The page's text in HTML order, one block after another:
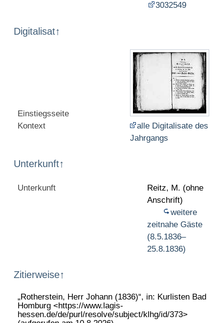
3032549
Digitalisat↑
Einstiegsseite
Kontext
alle Digitalisate des
Jahrgangs
Unterkunft↑
Unterkunft
Reitz, M. (ohne
Anschrift)
weitere
zeitnahe Gäste
(8.5.1836–
25.8.1836)
Zitierweise↑
„Rotherstein, Herr Johann (1836)“, in: Kurlisten Bad
Homburg <https://www.lagis-
hessen.de/de/purl/resolve/subject/klhg/id/373>